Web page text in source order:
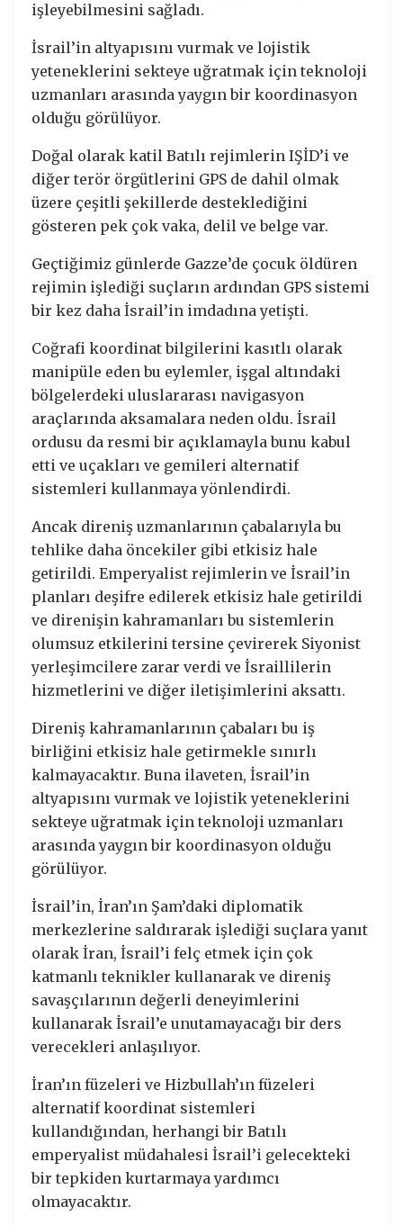
işleyebilmesini sağladı.
İsrail’in altyapısını vurmak ve lojistik
yeteneklerini sekteye uğratmak için teknoloji
uzmanları arasında yaygın bir koordinasyon
olduğu görülüyor.
Doğal olarak katil Batılı rejimlerin IŞİD’i ve
diğer terör örgütlerini GPS de dahil olmak
üzere çeşitli şekillerde desteklediğini
gösteren pek çok vaka, delil ve belge var.
Geçtiğimiz günlerde Gazze’de çocuk öldüren
rejimin işlediği suçların ardından GPS sistemi
bir kez daha İsrail’in imdadına yetişti.
Coğrafi koordinat bilgilerini kasıtlı olarak
manipüle eden bu eylemler, işgal altındaki
bölgelerdeki uluslararası navigasyon
araçlarında aksamalara neden oldu. İsrail
ordusu da resmi bir açıklamayla bunu kabul
etti ve uçakları ve gemileri alternatif
sistemleri kullanmaya yönlendirdi.
Ancak direniş uzmanlarının çabalarıyla bu
tehlike daha öncekiler gibi etkisiz hale
getirildi. Emperyalist rejimlerin ve İsrail’in
planları deşifre edilerek etkisiz hale getirildi
ve direnişin kahramanları bu sistemlerin
olumsuz etkilerini tersine çevirerek Siyonist
yerleşimcilere zarar verdi ve İsraillilerin
hizmetlerini ve diğer iletişimlerini aksattı.
Direniş kahramanlarının çabaları bu iş
birliğini etkisiz hale getirmekle sınırlı
kalmayacaktır. Buna ilaveten, İsrail’in
altyapısını vurmak ve lojistik yeteneklerini
sekteye uğratmak için teknoloji uzmanları
arasında yaygın bir koordinasyon olduğu
görülüyor.
İsrail’in, İran’ın Şam’daki diplomatik
merkezlerine saldırarak işlediği suçlara yanıt
olarak İran, İsrail’i felç etmek için çok
katmanlı teknikler kullanarak ve direniş
savaşçılarının değerli deneyimlerini
kullanarak İsrail’e unutamayacağı bir ders
verecekleri anlaşılıyor.
İran’ın füzeleri ve Hizbullah’ın füzeleri
alternatif koordinat sistemleri
kullandığından, herhangi bir Batılı
emperyalist müdahalesi İsrail’i gelecekteki
bir tepkiden kurtarmaya yardımcı
olmayacaktır.